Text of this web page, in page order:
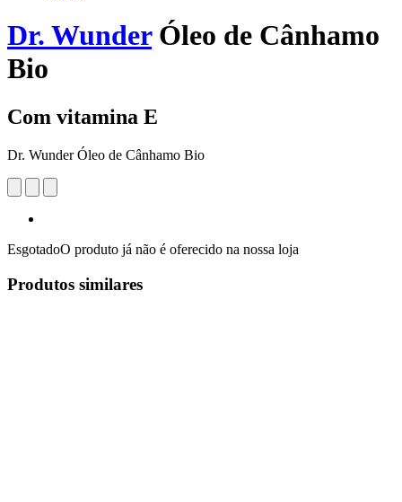
Dr. WunderÓleo de Cânhamo
Bio
Com vitamina E
Dr. Wunder Óleo de Cânhamo Bio
EsgotadoO produto já não é oferecido na nossa loja
Produtos similares